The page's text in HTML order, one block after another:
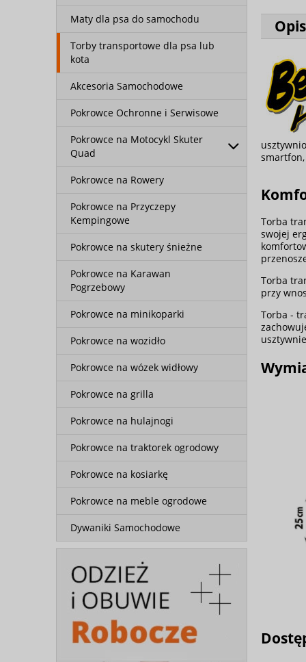
Maty dla psa do samochodu
Torby transportowe dla psa lub
kota
Akcesoria Samochodowe
Pokrowce Ochronne i Serwisowe
Pokrowce na Motocykl Skuter
Quad
Pokrowce na Rowery
Pokrowce na Przyczepy
Kempingowe
Pokrowce na skutery śnieżne
Pokrowce na Karawan
Pogrzebowy
Pokrowce na minikoparki
Pokrowce na wozidło
Pokrowce na wózek widłowy
Pokrowce na grilla
Pokrowce na hulajnogi
Pokrowce na traktorek ogrodowy
Pokrowce na kosiarkę
Pokrowce na meble ogrodowe
Dywaniki Samochodowe
Opis
Torba
swojej
Torba
przy
Torba -